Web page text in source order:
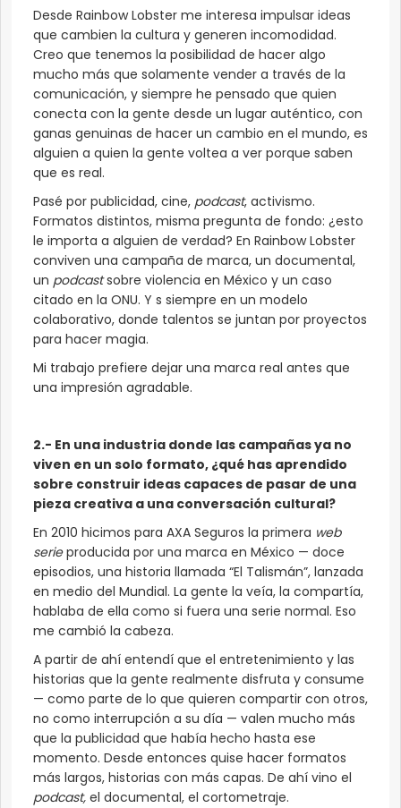
Desde Rainbow Lobster me interesa impulsar ideas
que cambien la cultura y generen incomodidad.
Creo que tenemos la posibilidad de hacer algo
mucho más que solamente vender a través de la
comunicación, y siempre he pensado que quien
conecta con la gente desde un lugar auténtico, con
ganas genuinas de hacer un cambio en el mundo, es
alguien a quien la gente voltea a ver porque saben
que es real.
Pasé por publicidad, cine, podcast, activismo.
Formatos distintos, misma pregunta de fondo: ¿esto
le importa a alguien de verdad? En Rainbow Lobster
conviven una campaña de marca, un documental,
un podcastsobre violencia en México y un caso
citado en la ONU. Y s siempre en un modelo
colaborativo, donde talentos se juntan por proyectos
para hacer magia.
Mi trabajo prefiere dejar una marca real antes que
una impresión agradable.
2.- En una industria donde las campañas ya no
viven en un solo formato, ¿qué has aprendido
sobre construir ideas capaces de pasar de una
pieza creativa a una conversación cultural?
En 2010 hicimos para AXA Seguros la primera web
serieproducida por una marca en México — doce
episodios, una historia llamada “El Talismán”, lanzada
en medio del Mundial. La gente la veía, la compartía,
hablaba de ella como si fuera una serie normal. Eso
me cambió la cabeza.
A partir de ahí entendí que el entretenimiento y las
historias que la gente realmente disfruta y consume
— como parte de lo que quieren compartir con otros,
no como interrupción a su día — valen mucho más
que la publicidad que había hecho hasta ese
momento. Desde entonces quise hacer formatos
más largos, historias con más capas. De ahí vino el
podcast, el documental, el cortometraje.